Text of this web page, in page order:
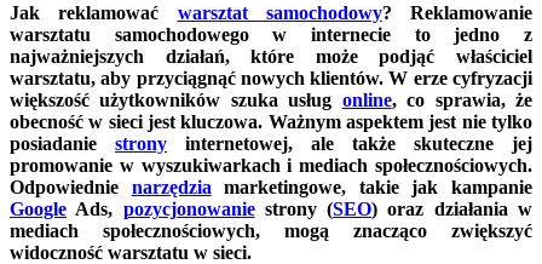
Jak reklamować warsztat samochodowy? Reklamowanie
warsztatu samochodowego w internecie to jedno z
najważniejszych działań, które może podjąć właściciel
warsztatu, aby przyciągnąć nowych klientów. W erze cyfryzacji
większość użytkowników szuka usług online, co sprawia, że
obecność w sieci jest kluczowa. Ważnym aspektem jest nie tylko
posiadanie strony internetowej, ale także skuteczne jej
promowanie w wyszukiwarkach i mediach społecznościowych.
Odpowiednie narzędzia marketingowe, takie jak kampanie
Google Ads, pozycjonowaniestrony (SEO) oraz działania w
mediach społecznościowych, mogą znacząco zwiększyć
widoczność warsztatu w sieci.